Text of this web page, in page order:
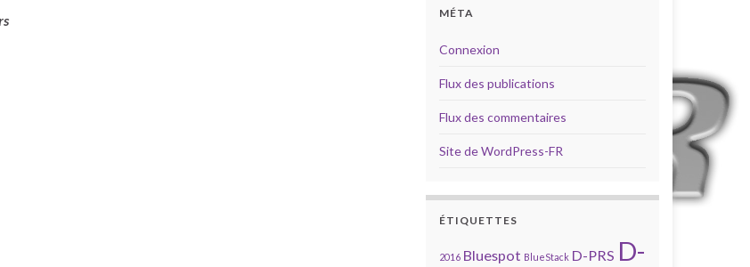
MÉTA
Connexion
Flux des publications
Flux des commentaires
Site de WordPress-FR
ÉTIQUETTES
2016 Bluespot BlueStack D-PRS D-